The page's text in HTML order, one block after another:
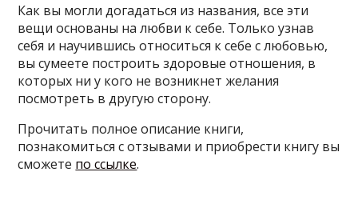
Как вы могли догадаться из названия, все эти
вещи основаны на любви к себе. Только узнав
себя и научившись относиться к себе с любовью,
вы сумеете построить здоровые отношения, в
которых ни у кого не возникнет желания
посмотреть в другую сторону.
Прочитать полное описание книги,
познакомиться с отзывами и приобрести книгу вы
сможете по ссылке.